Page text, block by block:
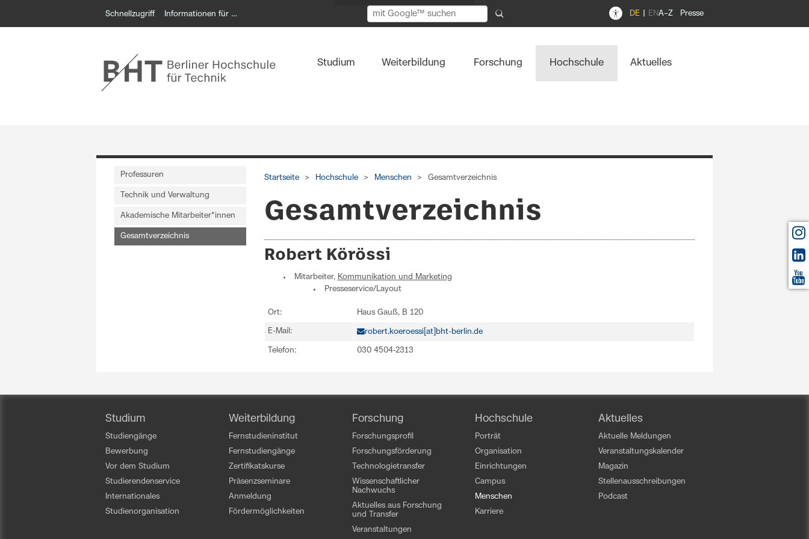
Schnellzugriff Informationen für … A–Z Presse
DE EN
Studium Weiterbildung Forschung Hochschule Aktuelles
Professuren
Technik und Verwaltung
Akademische Mitarbeiter*innen
Gesamtverzeichnis
Startseite Hochschule Menschen Gesamtverzeichnis
Gesamtverzeichnis
Robert Körössi
Mitarbeiter, Kommunikation und Marketing
Presseservice/Layout
Ort: Haus Gauß, B 120
E-Mail: robert.koeroessi[at]bht-berlin.de
Telefon: 030 4504-2313
Studium
Studiengänge
Bewerbung
Vor dem Studium
Studierendenservice
Internationales
Studienorganisation
Weiterbildung
Fernstudieninstitut
Fernstudiengänge
Zertifikatskurse
Präsenzseminare
Anmeldung
Fördermöglichkeiten
Forschung
Forschungsprofil
Forschungsförderung
Technologietransfer
Wissenschaftlicher
Nachwuchs
Aktuelles aus Forschung
und Transfer
Veranstaltungen
Hochschule
Porträt
Organisation
Einrichtungen
Campus
Menschen
Karriere
Aktuelles
Aktuelle Meldungen
Veranstaltungskalender
Magazin
Stellenausschreibungen
Podcast